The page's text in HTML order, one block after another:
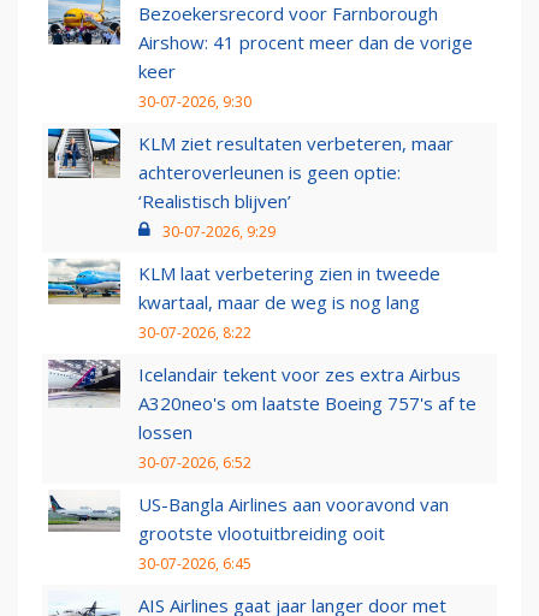
Bezoekersrecord voor Farnborough
Airshow: 41 procent meer dan de vorige
keer
30-07-2026, 9:30
KLM ziet resultaten verbeteren, maar
achteroverleunen is geen optie:
‘Realistisch blijven’
30-07-2026, 9:29
KLM laat verbetering zien in tweede
kwartaal, maar de weg is nog lang
30-07-2026, 8:22
Icelandair tekent voor zes extra Airbus
A320neo's om laatste Boeing 757's af te
lossen
30-07-2026, 6:52
US-Bangla Airlines aan vooravond van
grootste vlootuitbreiding ooit
30-07-2026, 6:45
AIS Airlines gaat jaar langer door met